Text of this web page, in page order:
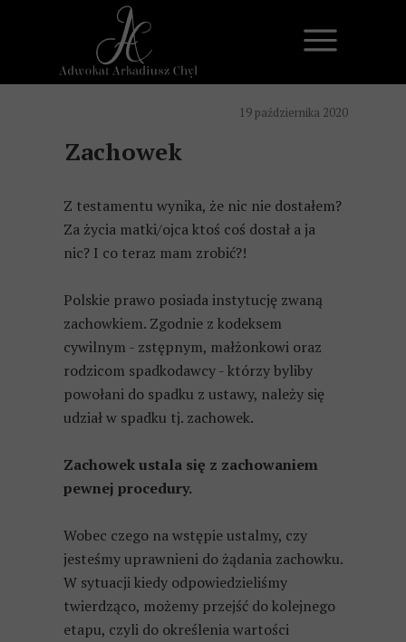
19 października 2020
Zachowek
Z testamentu wynika, że nic nie dostałem?
Za życia matki/ojca ktoś coś dostał a ja
nic? I co teraz mam zrobić?!
Polskie prawo posiada instytucję zwaną
zachowkiem. Zgodnie z kodeksem
cywilnym - zstępnym, małżonkowi oraz
rodzicom spadkodawcy - którzy byliby
powołani do spadku z ustawy, należy się
udział w spadku tj. zachowek.
Zachowek ustala się z zachowaniem
pewnej procedury.
Wobec czego na wstępie ustalmy, czy
jesteśmy uprawnieni do żądania zachowku.
W sytuacji kiedy odpowiedzieliśmy
twierdząco, możemy przejść do kolejnego
etapu, czyli do określenia wartości